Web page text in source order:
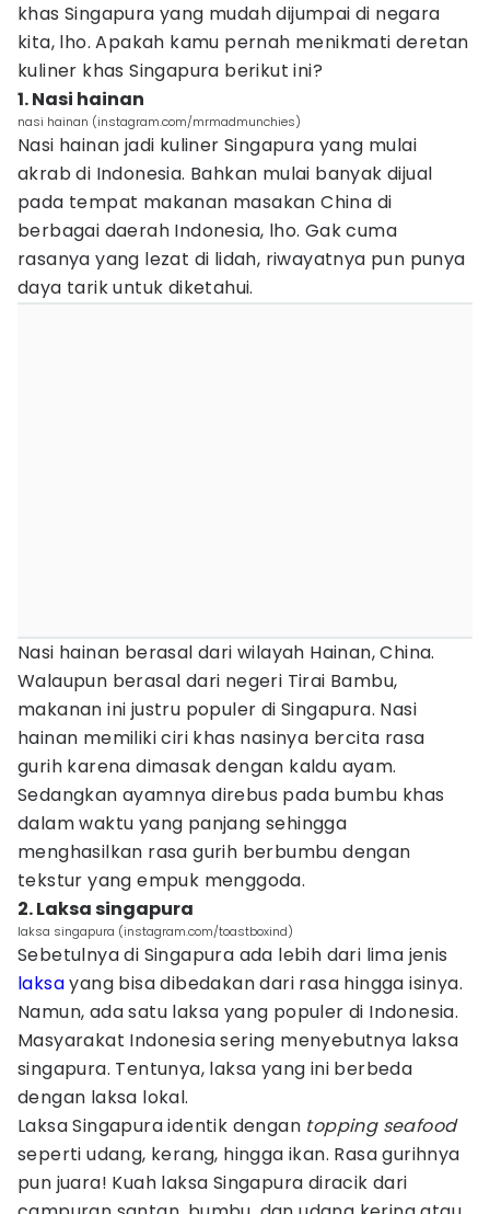
khas Singapura yang mudah dijumpai di negara
kita, lho. Apakah kamu pernah menikmati deretan
kuliner khas Singapura berikut ini?
1. Nasi hainan
nasi hainan (instagram.com/mrmadmunchies)
Nasi hainan jadi kuliner Singapura yang mulai
akrab di Indonesia. Bahkan mulai banyak dijual
pada tempat makanan masakan China di
berbagai daerah Indonesia, lho. Gak cuma
rasanya yang lezat di lidah, riwayatnya pun punya
daya tarik untuk diketahui.
Nasi hainan berasal dari wilayah Hainan, China.
Walaupun berasal dari negeri Tirai Bambu,
makanan ini justru populer di Singapura. Nasi
hainan memiliki ciri khas nasinya bercita rasa
gurih karena dimasak dengan kaldu ayam.
Sedangkan ayamnya direbus pada bumbu khas
dalam waktu yang panjang sehingga
menghasilkan rasa gurih berbumbu dengan
tekstur yang empuk menggoda.
2. Laksa singapura
laksa singapura (instagram.com/toastboxind)
Sebetulnya di Singapura ada lebih dari lima jenis
laksayang bisa dibedakan dari rasa hingga isinya.
Namun, ada satu laksa yang populer di Indonesia.
Masyarakat Indonesia sering menyebutnya laksa
singapura. Tentunya, laksa yang ini berbeda
dengan laksa lokal.
Laksa Singapura identik dengan topping seafood
seperti udang, kerang, hingga ikan. Rasa gurihnya
pun juara! Kuah laksa Singapura diracik dari